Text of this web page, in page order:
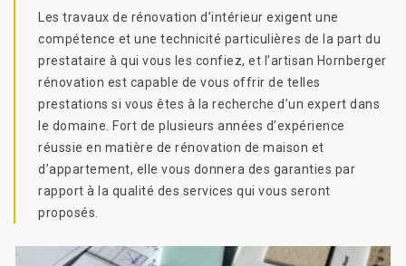
Les travaux de rénovation d’intérieur exigent une
compétence et une technicité particulières de la part du
prestataire à qui vous les confiez, et l’artisan Hornberger
rénovation est capable de vous offrir de telles
prestations si vous êtes à la recherche d’un expert dans
le domaine. Fort de plusieurs années d’expérience
réussie en matière de rénovation de maison et
d’appartement, elle vous donnera des garanties par
rapport à la qualité des services qui vous seront
proposés.